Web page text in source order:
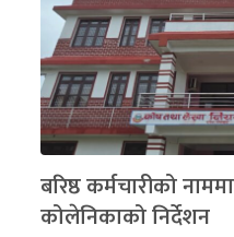
बरिष्ठ कर्मचारीको
कोलेनिकाको निर्देशन